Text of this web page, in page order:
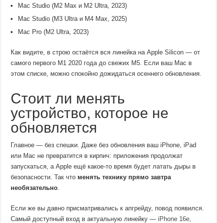
Mac Studio (M2 Max и M2 Ultra, 2023)
Mac Studio (M3 Ultra и M4 Max, 2025)
Mac Pro (M2 Ultra, 2023)
Как видите, в строю остаётся вся линейка на Apple Silicon — от
самого первого M1 2020 года до свежих M5. Если ваш Mac в
этом списке, можно спокойно дожидаться осеннего обновления.
Стоит ли менять
устройство, которое не
обновляется
Главное — без спешки. Даже без обновления ваш iPhone, iPad
или Mac не превратится в кирпич: приложения продолжат
запускаться, а Apple ещё какое-то время будет латать дыры в
безопасности. Так что менять технику прямо завтра
необязательно
Если же вы давно присматривались к апгрейду, повод появился.
Самый доступный вход в актуальную линейку —iPhone 16e